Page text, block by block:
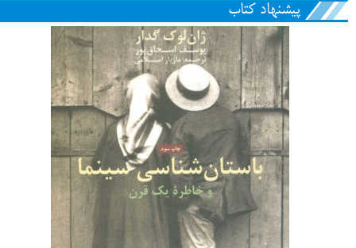
پیشنهاد کتاب